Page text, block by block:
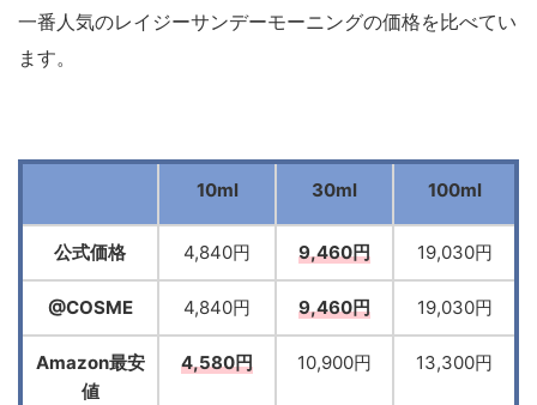
一番人気のレイジーサンデーモーニングの価格を比べてい
ます。
10ml 30ml 100ml
公式価格 4,840円 9,460円 19,030円
@COSME 4,840円 9,460円 19,030円
Amazon最安
値
4,580円 10,900円 13,300円